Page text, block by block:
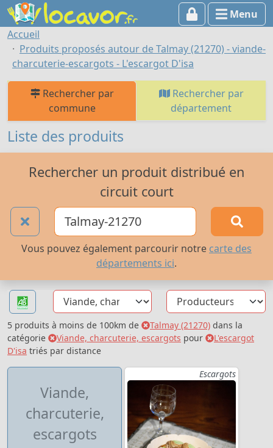
Menu
Accueil
Produits proposés autour de Talmay (21270) - viande-
charcuterie-escargots - L'escargot D'isa
Rechercher par
commune
Rechercher par
département
Liste des produits
Rechercher un produit distribué en
circuit court
Vous pouvez également parcourir notre carte des
départements ici.
5 produits à moins de 100km de Talmay (21270) dans la
catégorie
Viande, charcuterie, escargots pour
L'escargot
D'isa triés par distance
Viande,
charcuterie,
escargots
Escargots